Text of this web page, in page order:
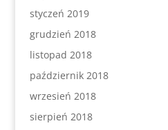
styczeń 2019
grudzień 2018
listopad 2018
październik 2018
wrzesień 2018
sierpień 2018